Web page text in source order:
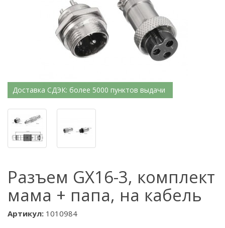
Доставка СДЭК: более 5000 пунктов выдачи
Разъем GX16-3, комплект
мама + папа, на кабель
Артикул: 1010984